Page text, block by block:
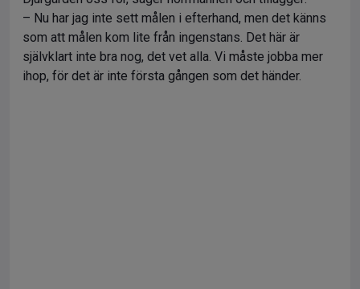
– Nu har jag inte sett målen i efterhand, men det känns
som att målen kom lite från ingenstans. Det här är
självklart inte bra nog, det vet alla. Vi måste jobba mer
ihop, för det är inte första gången som det händer.